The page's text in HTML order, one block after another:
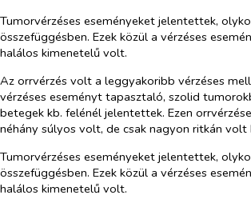
Tumorvérzéses eseményeket jelentettek,
összefüggésben. Ezek közül a vérzéses
halálos kimenetelű volt.
Az orrvérzés volt a leggyakoribb vérzéses
vérzéses eseményt tapasztaló, szolid
betegek kb. felénél jelentettek. Ezen
néhány súlyos volt, de csak nagyon ritkán volt
Tumorvérzéses eseményeket jelentettek,
összefüggésben. Ezek közül a vérzéses
halálos kimenetelű volt.